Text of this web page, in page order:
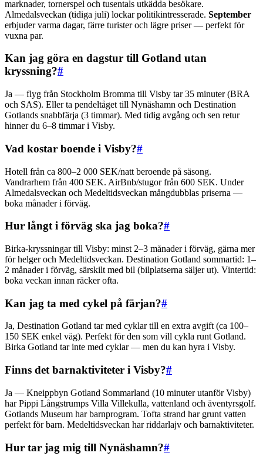
marknader, tornerspel och tusentals utkädda besökare.
Almedalsveckan (tidiga juli) lockar politikintresserade. September
erbjuder varma dagar, färre turister och lägre priser — perfekt för
vuxna par.
Kan jag göra en dagstur till Gotland utan
kryssning?#
Ja — flyg från Stockholm Bromma till Visby tar 35 minuter (BRA
och SAS). Eller ta pendeltåget till Nynäshamn och Destination
Gotlands snabbfärja (3 timmar). Med tidig avgång och sen retur
hinner du 6–8 timmar i Visby.
Vad kostar boende i Visby?#
Hotell från ca 800–2 000 SEK/natt beroende på säsong.
Vandrarhem från 400 SEK. AirBnb/stugor från 600 SEK. Under
Almedalsveckan och Medeltidsveckan mångdubblas priserna —
boka månader i förväg.
Hur långt i förväg ska jag boka?#
Birka-kryssningar till Visby: minst 2–3 månader i förväg, gärna mer
för helger och Medeltidsveckan. Destination Gotland sommartid: 1–
2 månader i förväg, särskilt med bil (bilplatserna säljer ut). Vintertid:
boka veckan innan räcker ofta.
Kan jag ta med cykel på färjan?#
Ja, Destination Gotland tar med cyklar till en extra avgift (ca 100–
150 SEK enkel väg). Perfekt för den som vill cykla runt Gotland.
Birka Gotland tar inte med cyklar — men du kan hyra i Visby.
Finns det barnaktiviteter i Visby?#
Ja — Kneippbyn Gotland Sommarland (10 minuter utanför Visby)
har Pippi Långstrumps Villa Villekulla, vattenland och äventyrsgolf.
Gotlands Museum har barnprogram. Tofta strand har grunt vatten
perfekt för barn. Medeltidsveckan har riddarlajv och barnaktiviteter.
Hur tar jag mig till Nynäshamn?#